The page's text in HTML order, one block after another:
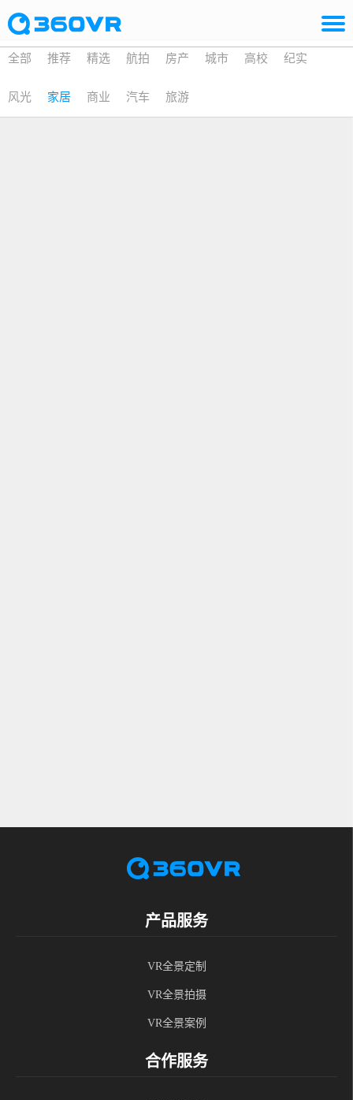
全部 推荐 精选 航拍 房产 城市 高校 纪实
风光 家居 商业 汽车 旅游
产品服务
VR全景定制
VR全景拍摄
VR全景案例
合作服务